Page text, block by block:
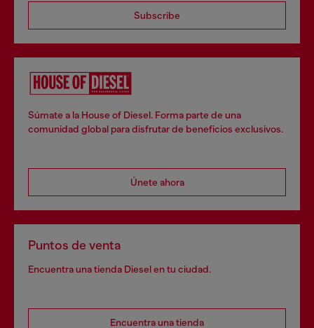
Subscribe
Súmate a la House of Diesel. Forma parte de una
comunidad global para disfrutar de beneficios exclusivos.
Únete ahora
Puntos de venta
Encuentra una tienda Diesel en tu ciudad.
Encuentra una tienda